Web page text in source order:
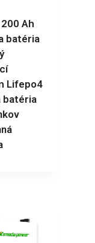
Ah
batéria
Lifepo4
batéria